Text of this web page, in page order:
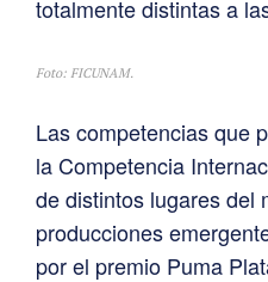
totalmente distintas a
Foto: FICUNAM.
Las competencias que
la Competencia
de distintos lugares del
producciones
por el premio Puma